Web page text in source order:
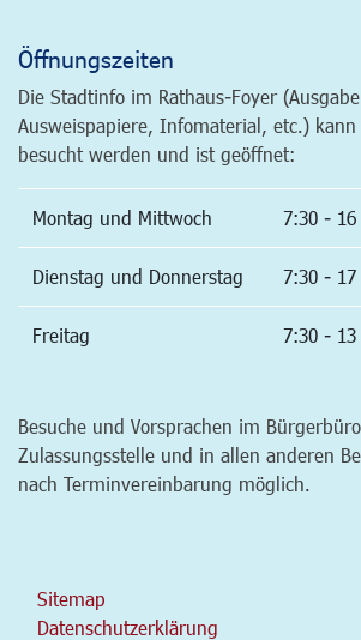
Öffnungszeiten
Die Stadtinfo im Rathaus-Foyer
Ausweispapiere, Infomaterial, etc.) kann
besucht werden und ist geöffnet:
Montag und Mittwoch 7:30 -
Dienstag und Donnerstag 7:30 -
Freitag 7:30 -
Besuche und Vorsprachen im
Zulassungsstelle und in allen anderen
nach Terminvereinbarung möglich.
Sitemap
Datenschutzerklärung